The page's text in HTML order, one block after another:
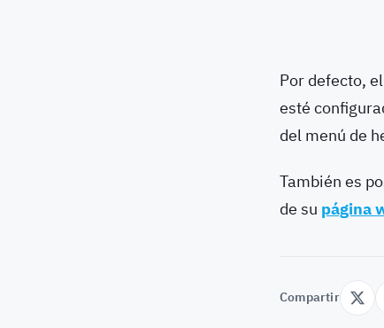
Por defecto,
esté
del menú de
También es
de su página
Compartir